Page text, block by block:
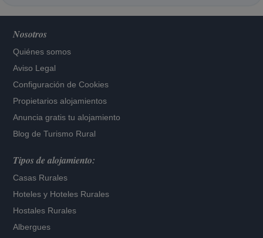
Nosotros
Quiénes somos
Aviso Legal
Configuración de Cookies
Propietarios alojamientos
Anuncia gratis tu alojamiento
Blog de Turismo Rural
Tipos de alojamiento:
Casas Rurales
Hoteles y Hoteles Rurales
Hostales Rurales
Albergues